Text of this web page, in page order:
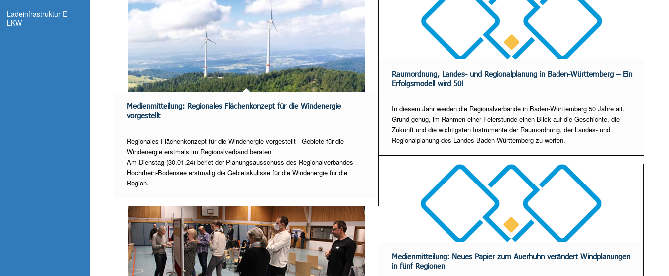
Ladeinfrastruktur E-
LKW
Medienmitteilung: Regionales Flächenkonzept für die Windenergie
vorgestellt
Regionales Flächenkonzept für die Windenergie vorgestellt - Gebiete für die
Windenergie erstmals im Regionalverband beraten
Am Dienstag (30.01.24) beriet der Planungsausschuss des Regionalverbandes
Hochrhein-Bodensee erstmalig die Gebietskulisse für die Windenergie für die
Region.
Raumordnung, Landes- und Regionalplanung in Baden-Württemberg – Ein
Erfolgsmodell wird 50!
In diesem Jahr werden die Regionalverbände in Baden-Württemberg 50 Jahre alt.
Grund genug, im Rahmen einer Feierstunde einen Blick auf die Geschichte, die
Zukunft und die wichtigsten Instrumente der Raumordnung, der Landes- und
Regionalplanung des Landes Baden-Württemberg zu werfen.
Medienmitteilung: Neues Papier zum Auerhuhn verändert Windplanungen
in fünf Regionen